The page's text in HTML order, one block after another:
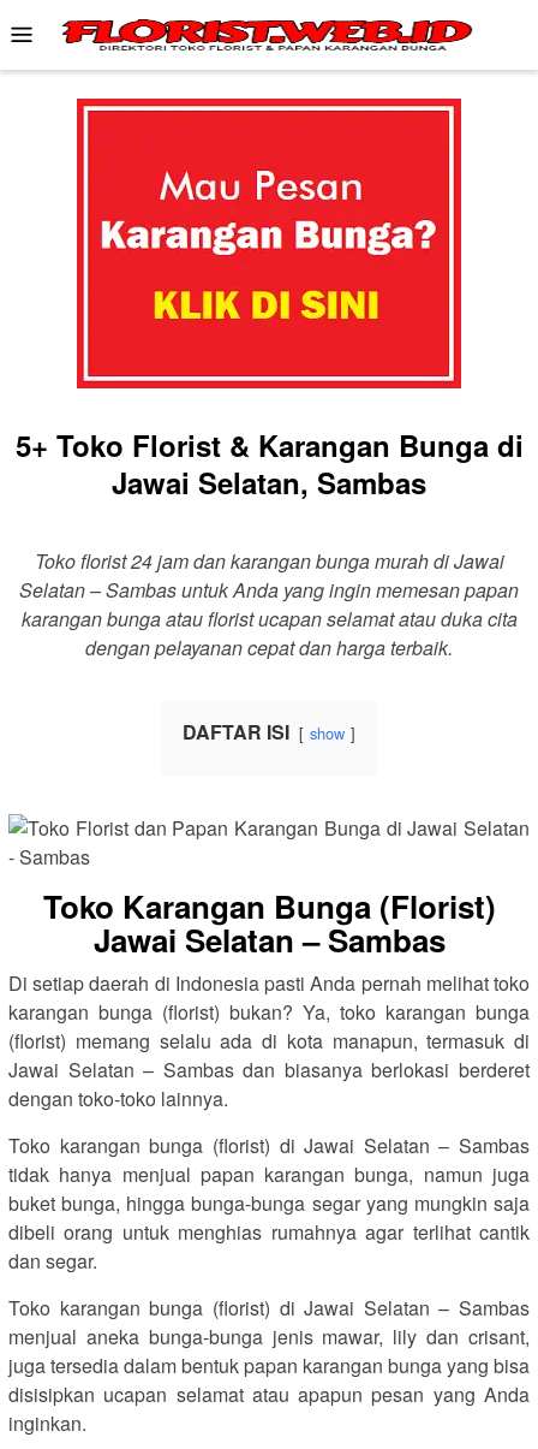
to
content
Mobile
Menu
5+ Toko Florist & Karangan Bunga di
Jawai Selatan, Sambas
Toko florist 24 jam dan karangan bunga murah di Jawai
Selatan – Sambas untuk Anda yang ingin memesan papan
karangan bunga atau florist ucapan selamat atau duka cita
dengan pelayanan cepat dan harga terbaik.
DAFTAR ISI show
Toko Karangan Bunga (Florist)
Jawai Selatan – Sambas
Di setiap daerah di Indonesia pasti Anda pernah melihat toko
karangan bunga (florist) bukan? Ya, toko karangan bunga
(florist) memang selalu ada di kota manapun, termasuk di
Jawai Selatan – Sambas dan biasanya berlokasi berderet
dengan toko-toko lainnya.
Toko karangan bunga (florist) di Jawai Selatan – Sambas
tidak hanya menjual papan karangan bunga, namun juga
buket bunga, hingga bunga-bunga segar yang mungkin saja
dibeli orang untuk menghias rumahnya agar terlihat cantik
dan segar.
Toko karangan bunga (florist) di Jawai Selatan – Sambas
menjual aneka bunga-bunga jenis mawar, lily dan crisant,
juga tersedia dalam bentuk papan karangan bunga yang bisa
disisipkan ucapan selamat atau apapun pesan yang Anda
inginkan.